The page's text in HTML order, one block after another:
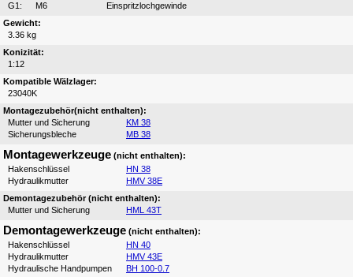
G1:
M6
Einspritzlochgewinde
Gewicht:
3.36 kg
Konizität:
1:12
Kompatible Wälzlager:
23040K
Montagezubehör(nicht enthalten):
Mutter und Sicherung
KM 38
Sicherungsbleche
MB 38
Montagewerkzeuge (nicht enthalten):
Hakenschlüssel
HN 38
Hydraulikmutter
HMV 38E
Demontagezubehör (nicht enthalten):
Mutter und Sicherung
HML 43T
Demontagewerkzeuge (nicht enthalten):
Hakenschlüssel
HN 40
Hydraulikmutter
HMV 43E
Hydraulische Handpumpen
BH 100-0.7